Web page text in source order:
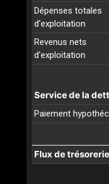
Dépenses totales
d'exploitation
Revenus nets
d'exploitation
Service de la
Paiement
Flux de